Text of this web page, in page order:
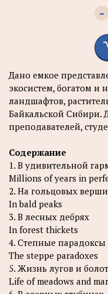
-
Дано емкое
экосистем, богатом
ландшафтов,
Байкальской Сибири.
преподавателей,
Содержание
1. В удивительной
Millions of years in
2. На гольцовых
In bald peaks
3. В лесных дебрях
In forest thickets
4. Степные парадоксы
The steppe paradoxes
5. Жизнь лугов и болот
Life of meadows and